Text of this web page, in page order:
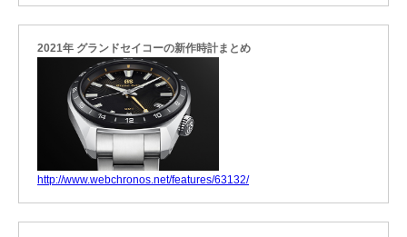
2021年 グランドセイコーの新作時計まとめ
http://www.webchronos.net/features/63132/